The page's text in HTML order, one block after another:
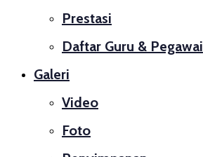
Prestasi
Daftar Guru & Pegawai
Galeri
Video
Foto